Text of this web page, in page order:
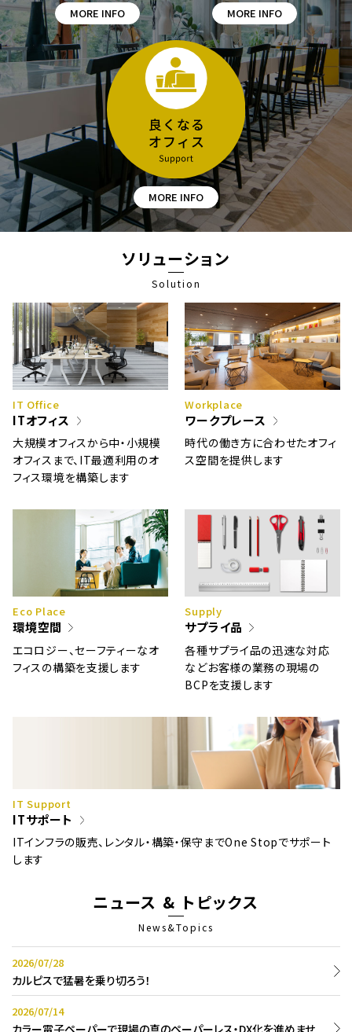
MORE INFO MORE INFO
MORE INFO
ソリューション
Solution
IT Office
ITオフィス
大規模オフィスから中・小規模
オフィスまで、IT最適利用のオ
フィス環境を構築します
Workplace
ワークプレース
時代の働き方に合わせたオフィ
ス空間を提供します
Eco Place
環境空間
エコロジー、セーフティーなオ
フィスの構築を支援します
Supply
サプライ品
各種サプライ品の迅速な対応
などお客様の業務の現場の
BCPを支援します
IT Support
ITサポート
ITインフラの販売、レンタル・構築・保守までOne Stopでサポート
します
ニュース & トピックス
News&Topics
2026/07/28
カルピスで猛暑を乗り切ろう！
2026/07/14
カラー電子ペーパーで現場の真のペーパーレス・DX化を進めませ